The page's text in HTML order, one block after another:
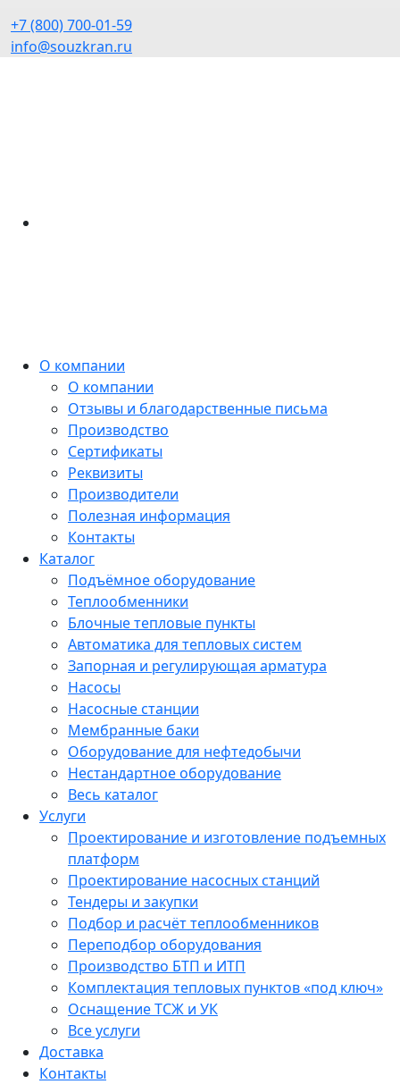
+7 (800) 700-01-59
info@souzkran.ru
О компании
О компании
Отзывы и благодарственные письма
Производство
Сертификаты
Реквизиты
Производители
Полезная информация
Контакты
Каталог
Подъёмное оборудование
Теплообменники
Блочные тепловые пункты
Автоматика для тепловых систем
Запорная и регулирующая арматура
Насосы
Насосные станции
Мембранные баки
Оборудование для нефтедобычи
Нестандартное оборудование
Весь каталог
Услуги
Проектирование и изготовление подъемных
платформ
Проектирование насосных станций
Тендеры и закупки
Подбор и расчёт теплообменников
Переподбор оборудования
Производство БТП и ИТП
Комплектация тепловых пунктов «под ключ»
Оснащение ТСЖ и УК
Все услуги
Доставка
Контакты